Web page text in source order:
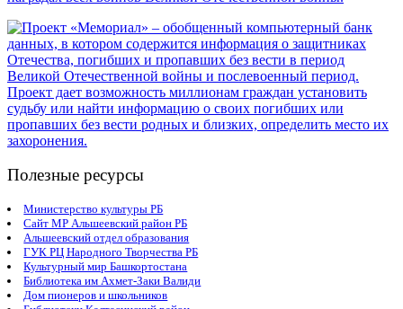
Полезные ресурсы
Министерство культуры РБ
Сайт МР Альшеевский район РБ
Альшеевский отдел образования
ГУК РЦ Народного Творчества РБ
Культурный мир Башкортостана
Библиотека им Ахмет-Заки Валиди
Дом пионеров и школьников